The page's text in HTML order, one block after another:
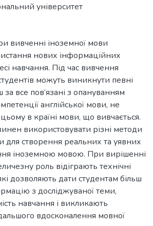
університет
вивченні іноземної мови
нових інформаційних
навчання. Під час вивчення
можуть виникнути певні
все пов’язані з опануванням
англійської мови, не
в країні мови, що вивчається.
використовувати різні методи
для створення реальних та уявних
іноземною мовою. При вирішенні
роль відіграють технічні
дозволяють дати студентам більш
з досліджуваної теми,
навчання і викликають
вдосконалення мовної